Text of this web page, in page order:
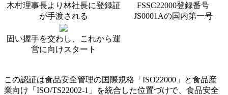
木村理事長より林社長に登録証
が手渡される
FSSC22000登録番号
JS0001Aの国内第一号
固い握手を交わし、これから運
営に向けスタート
この認証は食品安全管理の国際規格「ISO22000」と食品産
業向け「ISO/TS22002-1」を統合した位置づけで、食品安全